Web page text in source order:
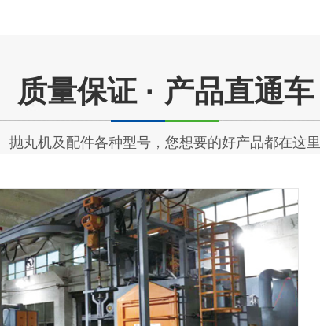
质量保证 · 产品直通车
抛丸机及配件各种型号，您想要的好产品都在这里